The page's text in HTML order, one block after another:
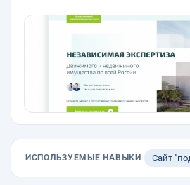
ИСПОЛЬЗУЕМЫЕ НАВЫКИ Сайт